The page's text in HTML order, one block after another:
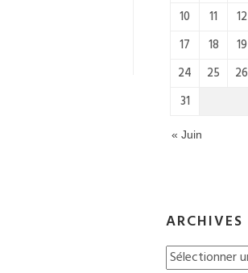
10
11 12
17
18 19
24
25 26
31
« Juin
ARCHIVES
Archives